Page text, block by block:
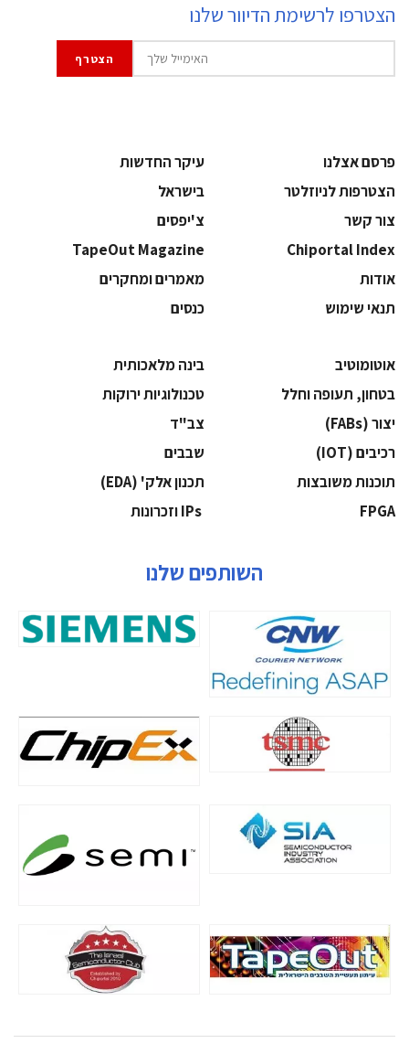
הצטרפו לרשימת הדיוור שלנו
פרסם אצלנו
עיקר החדשות
הצטרפות לניוזלטר
בישראל
צור קשר
צ'יפסים
Chiportal Index
TapeOut Magazine
אודות
מאמרים ומחקרים
תנאי שימוש
כנסים
אוטומוטיב
בינה מלאכותית
בטחון, תעופה וחלל
‫טכנולוגיות ירוקות‬
‫יצור (‪(FABs‬‬
‫צב"ד‬
‫רכיבים‬ (IOT)
‫שבבים‬
‫תוכנות משובצות‬
‫תכנון אלק' (‪(EDA‬‬
‫‪FPGA‬‬
השותפים שלנו